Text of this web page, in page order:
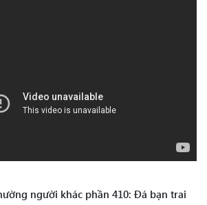
người khác phần 410: Đá bạn trai